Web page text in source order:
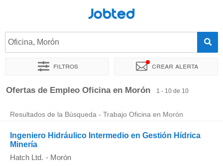
Jobted
Oficina, Morón
Filtros Crear alerta
Ordenar por Ubicación exacta
Ofertas de Empleo Oficina en Morón 1 - 10 de 10
Resultados de la Búsqueda - Trabajo Oficina en Morón
Ingeniero Hidráulico Intermedio en Gestión Hídrica
Minería
Hatch Ltd. - Morón